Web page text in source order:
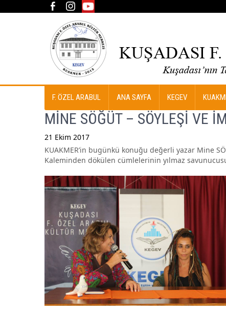
F. ÖZEL ARABUL ANA SAYFA KEGEV
MİNE SÖĞÜT – SÖYLEŞİ VE
21 Ekim 2017
KUAKMER’in bugünkü konuğu değerli yazar Mine
Kaleminden dökülen cümlelerinin yılmaz
Post